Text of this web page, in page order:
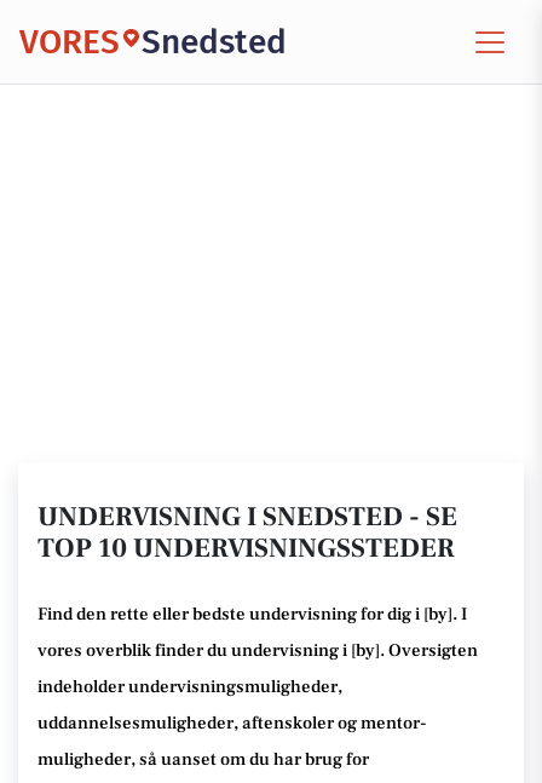
VORES Snedsted
UNDERVISNING I SNEDSTED - SE
TOP 10 UNDERVISNINGSSTEDER
Find den rette eller bedste undervisningfor dig i [by]. I
vores overblik finder du undervisning i [by].Oversigten
indeholder undervisningsmuligheder,
uddannelsesmuligheder, aftenskoler og mentor-
muligheder, så uanset om du har brug for